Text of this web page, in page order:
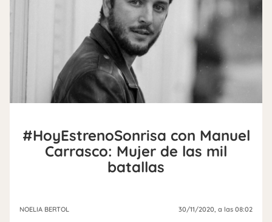
#HoyEstrenoSonrisa con Manuel
Carrasco: Mujer de las mil
batallas
NOELIA BERTOL 30/11/2020 , a las 08:02